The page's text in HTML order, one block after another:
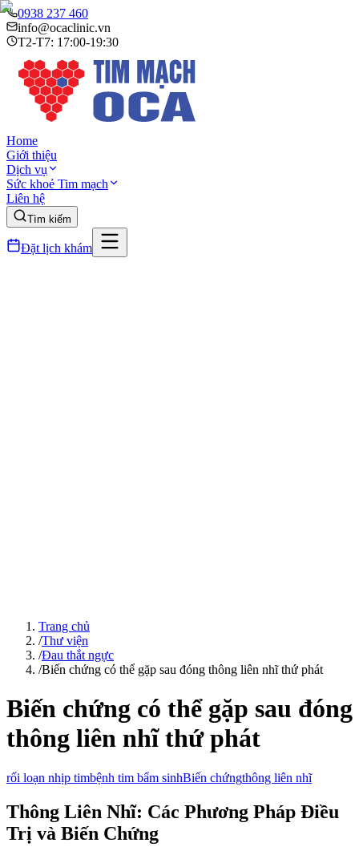
0938 237 460
info@ocaclinic.vn
T2-T7: 17:00-19:30
Home
Giới thiệu
Dịch vụ
Sức khoẻ Tim mạch
Liên hệ
Tìm kiếm
Đặt lịch khám
Trang chủ
/Thư viện
/Đau thắt ngực
/Biến chứng có thể gặp sau đóng thông liên nhĩ thứ phát
Biến chứng có thể gặp sau đóng
thông liên nhĩ thứ phát
rối loạn nhịp timbệnh tim bẩm sinhBiến chứngthông liên nhĩ
Thông Liên Nhĩ: Các Phương Pháp Điều
Trị và Biến Chứng